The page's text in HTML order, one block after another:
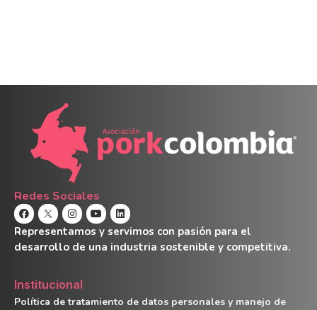
Redes Sociales
Representamos y servimos con pasión para el
desarrollo de una industria sostenible y competitiva.
Institucional
Política de tratamiento de datos personales y manejo de